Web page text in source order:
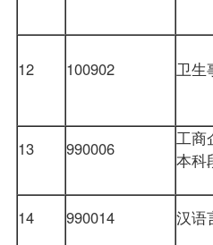
12 100902 卫生
13 990006
工商
本科
14 990014 汉语